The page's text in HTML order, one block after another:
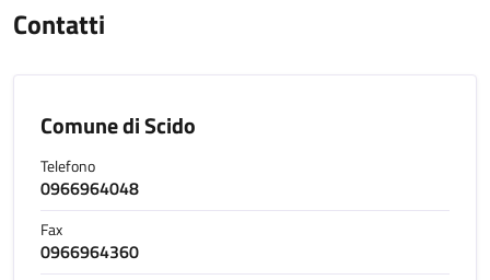
Contatti
Comune di Scido
Telefono
0966964048
Fax
0966964360